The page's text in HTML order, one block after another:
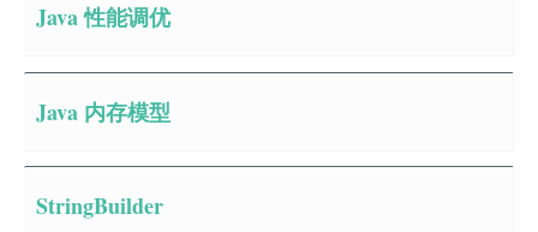
Java 性能调优
Java 内存模型
StringBuilder